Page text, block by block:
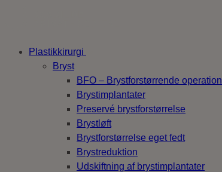
Plastikkirurgi
Bryst
BFO – Brystforstørrende operation
Brystimplantater
Preservé brystforstørrelse
Brystløft
Brystforstørrelse eget fedt
Brystreduktion
Udskiftning af brystimplantater